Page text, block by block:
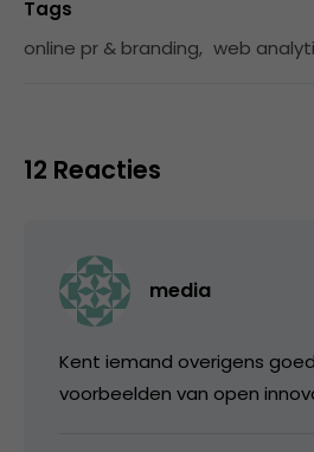
Tags
online pr & branding, web
12 Reacties
media
Kent iemand overigens
voorbeelden van open